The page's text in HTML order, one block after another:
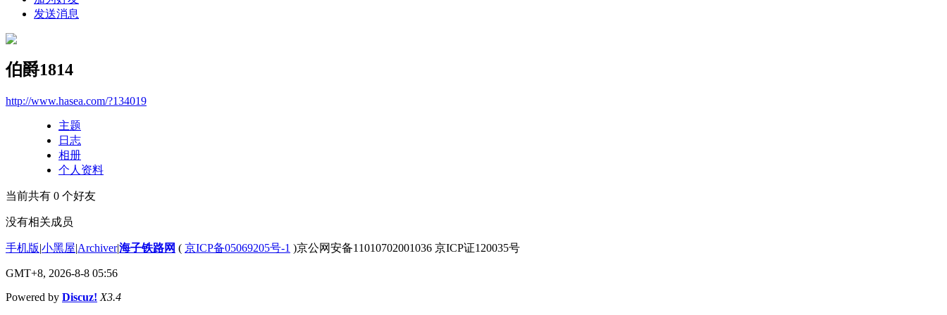
发送消息
伯爵1814
http://www.hasea.com/?134019
主题
日志
相册
个人资料
当前共有 0 个好友
没有相关成员
手机版|小黑屋|Archiver|海子铁路网 ( 京ICP备05069205号-1 )京公网安备11010702001036 京ICP证120035号
GMT+8, 2026-8-8 05:56
Powered by Discuz! X3.4